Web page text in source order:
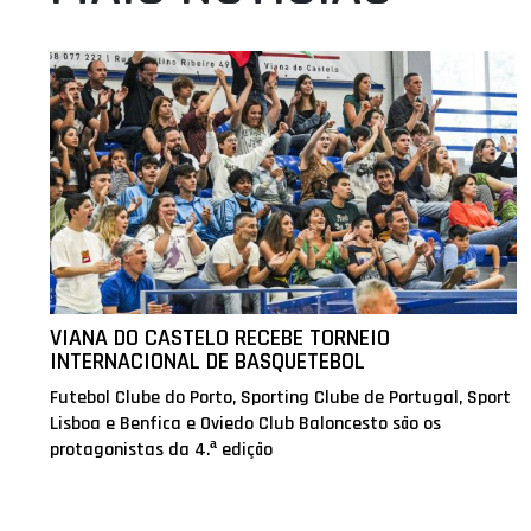
VIANA DO CASTELO RECEBE TORNEIO
INTERNACIONAL DE BASQUETEBOL
Futebol Clube do Porto, Sporting Clube de Portugal, Sport
Lisboa e Benfica e Oviedo Club Baloncesto são os
protagonistas da 4.ª edição